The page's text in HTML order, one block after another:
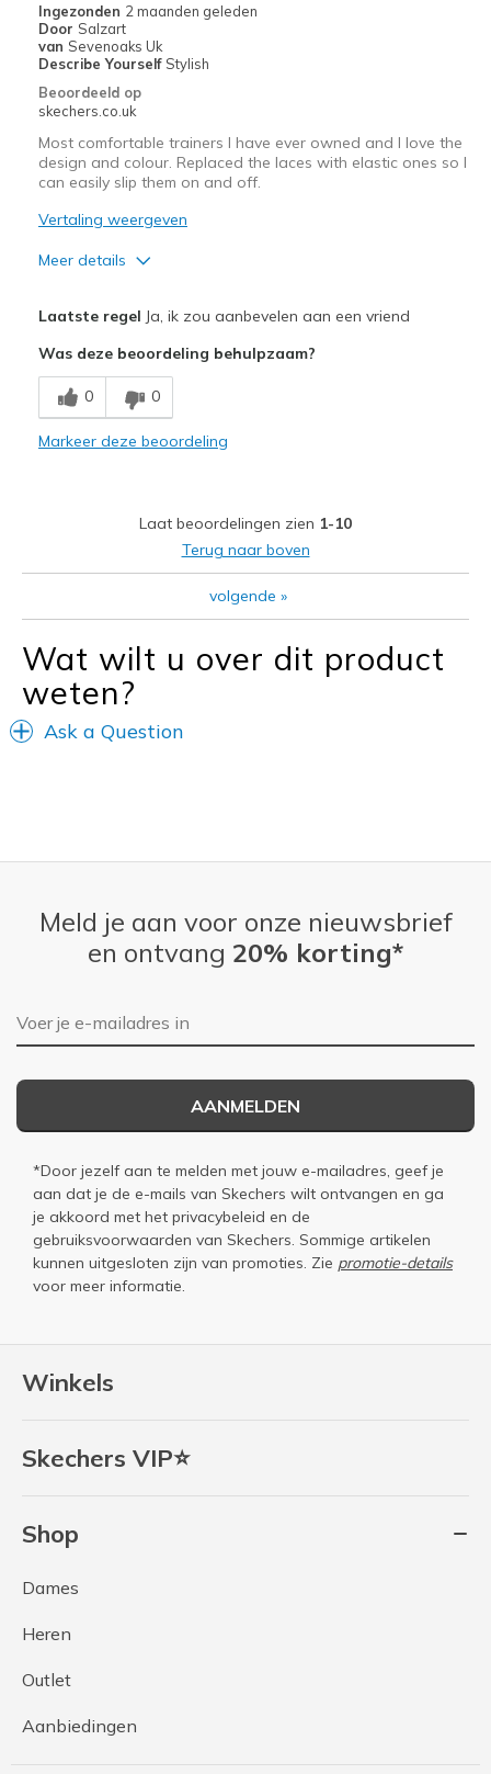
Breedte
Maat
Lijkt goed van maat
View On Shoes
Ingezonden 2 maanden geleden
Door Salzart
van Sevenoaks Uk
Describe Yourself Stylish
Beoordeeld op
skechers.co.uk
Most comfortable trainers I have ever owned and I love the
design and colour. Replaced the laces with elastic ones so I
can easily slip them on and off.
Vertaling weergeven
Meer details
Breathe Well
Comfortable
Beste toepassingen
Casual Wear
Going Out
Travel
Width
Sizing
Feels true to size
Laatste regel Ja, ik zou aanbevelen aan een vriend
Was deze beoordeling behulpzaam?
0 0
Markeer deze beoordeling
Laat beoordelingen zien 1-10
Terug naar boven
volgende »
Wat wilt u over dit product
weten?
Ask a Question
Winkels
Skechers VIP⭐
Shop
Dames
Heren
Outlet
Aanbiedingen
Meld je aan voor onze nieuwsbrief
en ontvang 20% korting*
E-mailadres
AANMELDEN
*Door jezelf aan te melden met jouw e-mailadres, geef je
aan dat je de e-mails van Skechers wilt ontvangen en ga
je akkoord met het privacybeleid en de
gebruiksvoorwaarden van Skechers. Sommige artikelen
kunnen uitgesloten zijn van promoties. Zie promotie-details
voor meer informatie.